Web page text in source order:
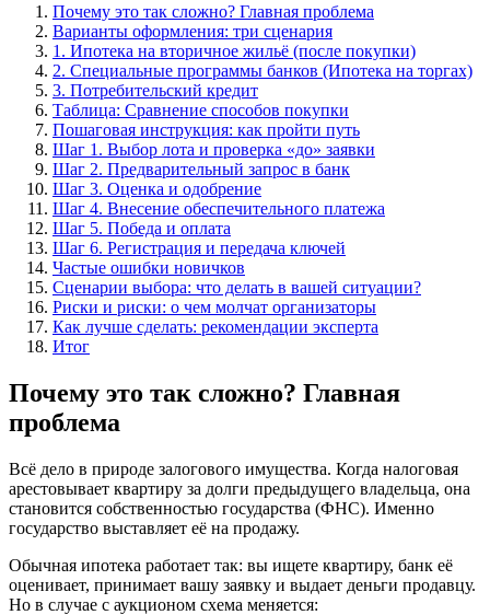
Почему это так сложно? Главная проблема
Варианты оформления: три сценария
1. Ипотека на вторичное жильё (после покупки)
2. Специальные программы банков (Ипотека на торгах)
3. Потребительский кредит
Таблица: Сравнение способов покупки
Пошаговая инструкция: как пройти путь
Шаг 1. Выбор лота и проверка «до» заявки
Шаг 2. Предварительный запрос в банк
Шаг 3. Оценка и одобрение
Шаг 4. Внесение обеспечительного платежа
Шаг 5. Победа и оплата
Шаг 6. Регистрация и передача ключей
Частые ошибки новичков
Сценарии выбора: что делать в вашей ситуации?
Риски и риски: о чем молчат организаторы
Как лучше сделать: рекомендации эксперта
Итог
Почему это так сложно? Главная
проблема
Всё дело в природе залогового имущества. Когда налоговая
арестовывает квартиру за долги предыдущего владельца, она
становится собственностью государства (ФНС). Именно
государство выставляет её на продажу.
Обычная ипотека работает так: вы ищете квартиру, банк её
оценивает, принимает вашу заявку и выдает деньги продавцу.
Но в случае с аукционом схема меняется: